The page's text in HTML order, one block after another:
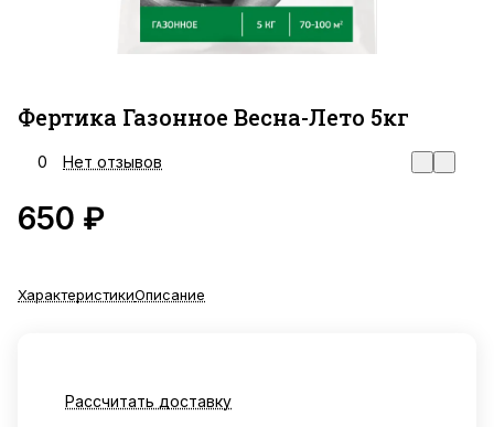
Фертика Газонное Весна-Лето 5кг
0 Нет отзывов
650 ₽
ХарактеристикиОписание
Рассчитать доставку